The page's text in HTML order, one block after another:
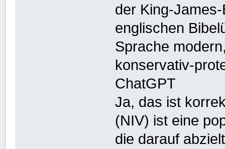
der King-
englischen
Sprache
konservativ-
ChatGPT
Ja, das ist
(NIV) ist eine
die darauf